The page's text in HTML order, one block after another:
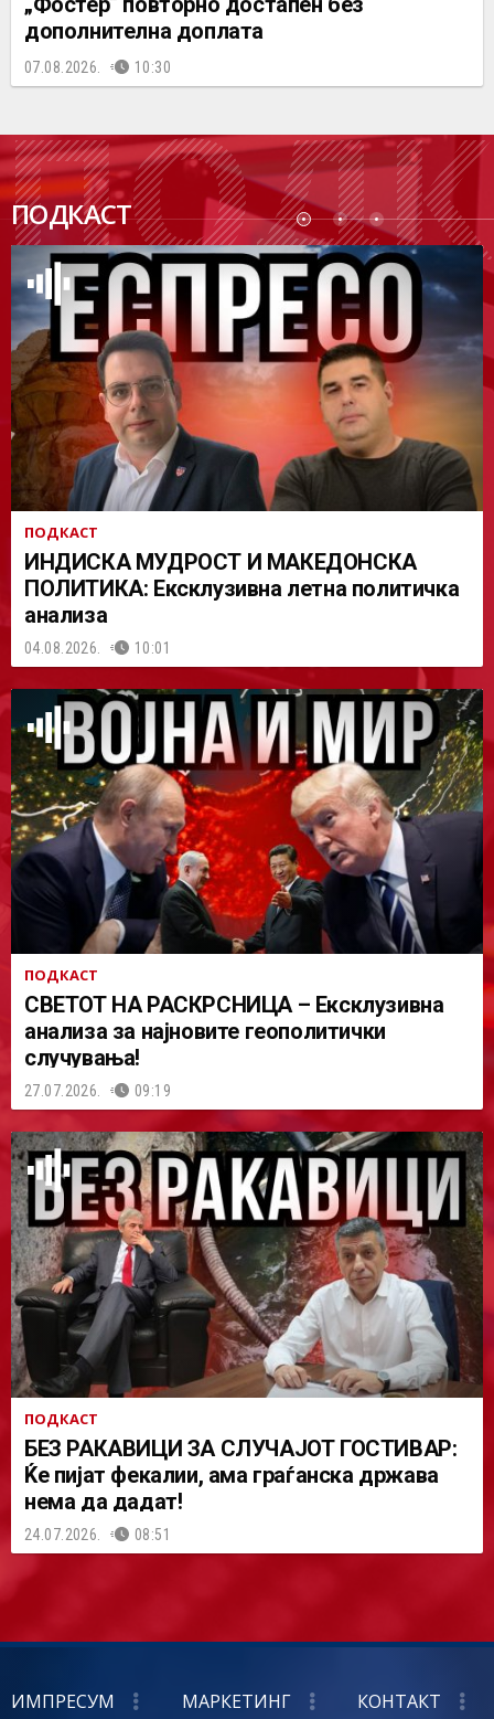
дополнителна доплата
07.08.2026. 10:30
ПОДКАСТ
ПОДК
АСТ
ПОДКАСТ
ИНДИСКА МУДРОСТ И МАКЕДОНСКА
ПОЛИТИКА: Ексклузивна летна политичка
анализа
04.08.2026. 10:01
ПОДКАСТ
СВЕТОТ НА РАСКРСНИЦА – Ексклузивна
анализа за најновите геополитички
случувања!
27.07.2026. 09:19
ПОДКАСТ
БЕЗ РАКАВИЦИ ЗА СЛУЧАЈОТ ГОСТИВАР:
Ќе пијат фекалии, ама граѓанска држава
нема да дадат!
24.07.2026. 08:51
ИМПРЕСУМ МАРКЕТИНГ КОНТАКТ